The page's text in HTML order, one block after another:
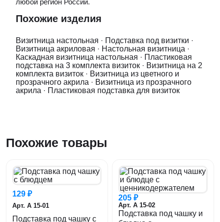
любой регион России.
Похожие изделия
Визитница настольная · Подставка под визитки ·
Визитница акриловая · Настольная визитница ·
Каскадная визитница настольная · Пластиковая
подставка на 3 комплекта визиток · Визитница на 2
комплекта визиток · Визитница из цветного и
прозрачного акрила · Визитница из прозрачного
акрила · Пластиковая подставка для визиток
Похожие товары
129 ₽
Арт. А 15-01
Подставка под чашку с
205 ₽
Арт. А 15-02
Подставка под чашку и